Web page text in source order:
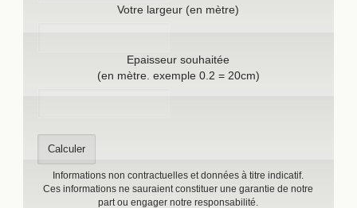
Votre largeur (en mètre)
Epaisseur souhaitée
(en mètre. exemple 0.2 = 20cm)
Informations non contractuelles et données à titre indicatif.
Ces informations ne sauraient constituer une garantie de notre
part ou engager notre responsabilité.